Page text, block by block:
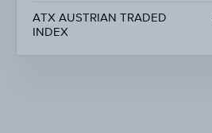
ATX AUSTRIAN TRADED
INDEX